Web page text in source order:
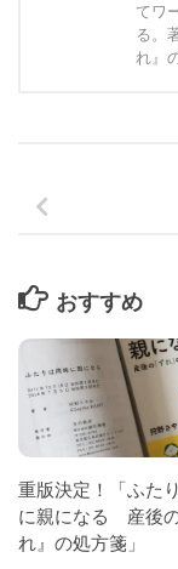
てワ
る。
れ』
おすすめ
重版決定！「ふた
に親になる 産後
れ』の処方箋」